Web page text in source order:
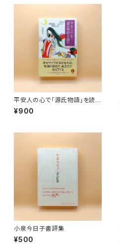
平安人の心で「源氏物語」を読む
（朝日選書 919）
¥900
小泉今日子書評集
¥500